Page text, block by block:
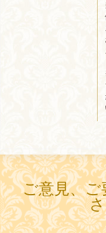
ご意見、